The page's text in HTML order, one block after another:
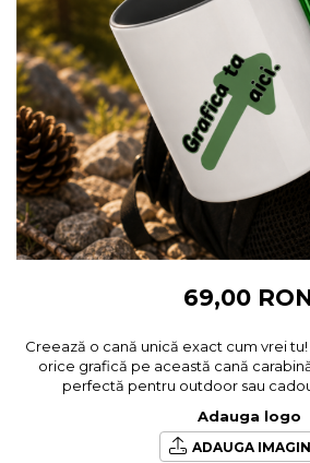
Body bebelusi personalizate
Perne personalizate
Plusuri personalizate
Agende personalizate
Etichete pentru sticla de vin
Cadouri Personalizate Unice
Sorturi Personalizate
Cadouri pentru Doctori
Cadouri Pensionare
Cadouri Profesori
69,00
Creează o cană unică exact cum vrei
orice grafică pe această cană
perfectă pentru outdoor sau
Adauga logo
ADAUGA